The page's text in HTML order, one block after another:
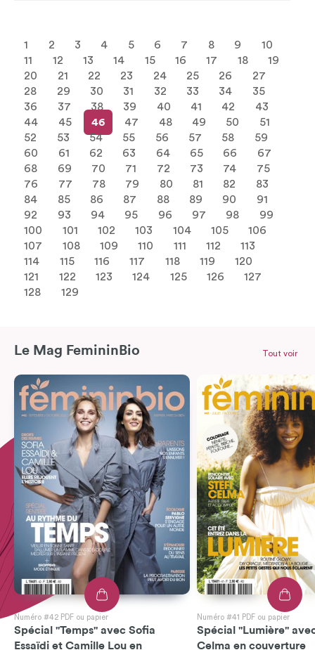
1 2 3 4 5 6 7 8 9
10
11
12 13 14 15 16 17 18
19
20
21 22 23 24 25 26
27
28
29 30 31 32 33 34
35
36
37 38 39 40 41 42
43
44
45 46 47 48 49 50
51
52
53 54 55 56 57 58
59
60
61 62 63 64 65 66
67
68
69 70 71 72 73 74
75
76
77 78 79 80 81 82
83
84
85 86 87 88 89 90
91
92
93 94 95 96 97 98
99
100
101 102 103 104 105
106
107
108 109 110 111 112
113
114
115 116 117 118 119
120
121
122 123 124 125 126
127
128
129
Le Mag FemininBio
Numéro #42 PDF ou papier
Spécial "Temps" avec Sofia
Essaïdi et Camille Lou en
Numéro #41 PDF ou papier
Spécial "Lumière"
Celma en couverture
Tout voir